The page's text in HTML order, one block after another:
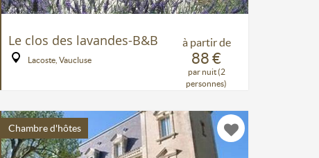
à partir de
88 €
par nuit (2
personnes)
Le clos des lavandes-B&B
Lacoste, Vaucluse
Chambre d'hôtes